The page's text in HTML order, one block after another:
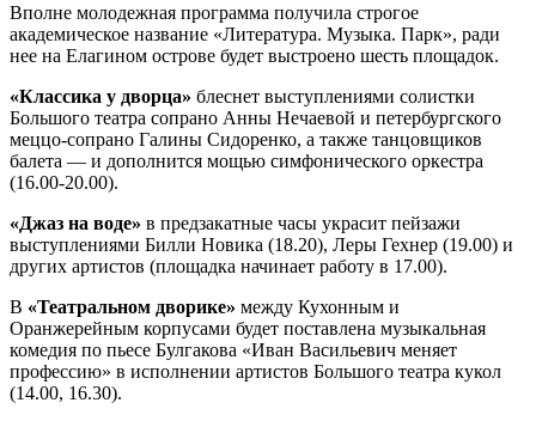
Вполне молодежная программа получила строгое
академическое название «Литература. Музыка. Парк», ради
нее на Елагином острове будет выстроено шесть площадок.
«Классика у дворца» блеснет выступлениями солистки
Большого театра сопрано Анны Нечаевой и петербургского
меццо-сопрано Галины Сидоренко, а также танцовщиков
балета — и дополнится мощью симфонического оркестра
(16.00-20.00).
«Джаз на воде» в предзакатные часы украсит пейзажи
выступлениями Билли Новика (18.20), Леры Гехнер (19.00) и
других артистов (площадка начинает работу в 17.00).
В «Театральном дворике» между Кухонным и
Оранжерейным корпусами будет поставлена музыкальная
комедия по пьесе Булгакова «Иван Васильевич меняет
профессию» в исполнении артистов Большого театра кукол
(14.00, 16.30).